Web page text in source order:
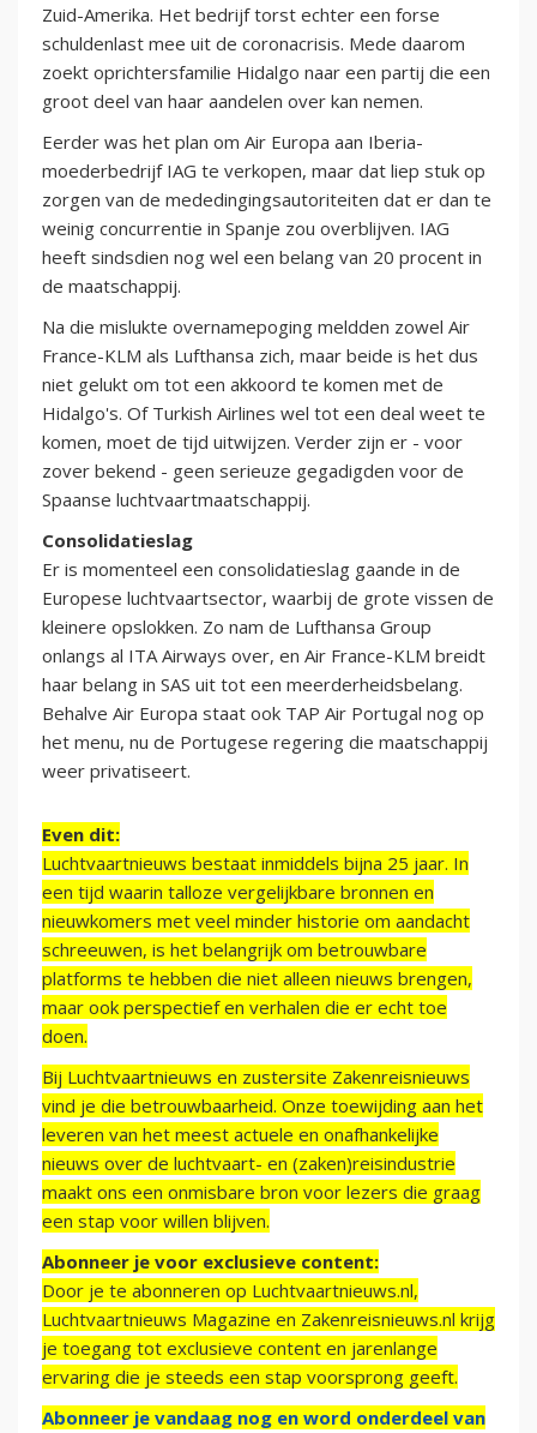
Zuid-Amerika. Het bedrijf torst echter een forse
schuldenlast mee uit de coronacrisis. Mede daarom
zoekt oprichtersfamilie Hidalgo naar een partij die een
groot deel van haar aandelen over kan nemen.
Eerder was het plan om Air Europa aan Iberia-
moederbedrijf IAG te verkopen, maar dat liep stuk op
zorgen van de mededingingsautoriteiten dat er dan te
weinig concurrentie in Spanje zou overblijven. IAG
heeft sindsdien nog wel een belang van 20 procent in
de maatschappij.
Na die mislukte overnamepoging meldden zowel Air
France-KLM als Lufthansa zich, maar beide is het dus
niet gelukt om tot een akkoord te komen met de
Hidalgo's. Of Turkish Airlines wel tot een deal weet te
komen, moet de tijd uitwijzen. Verder zijn er - voor
zover bekend - geen serieuze gegadigden voor de
Spaanse luchtvaartmaatschappij.
Consolidatieslag
Er is momenteel een consolidatieslag gaande in de
Europese luchtvaartsector, waarbij de grote vissen de
kleinere opslokken. Zo nam de Lufthansa Group
onlangs al ITA Airways over, en Air France-KLM breidt
haar belang in SAS uit tot een meerderheidsbelang.
Behalve Air Europa staat ook TAP Air Portugal nog op
het menu, nu de Portugese regering die maatschappij
weer privatiseert.
Even dit:
Luchtvaartnieuws bestaat inmiddels bijna 25 jaar. In
een tijd waarin talloze vergelijkbare bronnen en
nieuwkomers met veel minder historie om aandacht
schreeuwen, is het belangrijk om betrouwbare
platforms te hebben die niet alleen nieuws brengen,
maar ook perspectief en verhalen die er echt toe
doen.
Bij Luchtvaartnieuws en zustersite Zakenreisnieuws
vind je die betrouwbaarheid. Onze toewijding aan het
leveren van het meest actuele en onafhankelijke
nieuws over de luchtvaart- en (zaken)reisindustrie
maakt ons een onmisbare bron voor lezers die graag
een stap voor willen blijven.
Abonneer je voor exclusieve content:
Door je te abonneren op Luchtvaartnieuws.nl,
Luchtvaartnieuws Magazine en Zakenreisnieuws.nl krijg
je toegang tot exclusieve content en jarenlange
ervaring die je steeds een stap voorsprong geeft.
Abonneer je vandaag nog en word onderdeel van